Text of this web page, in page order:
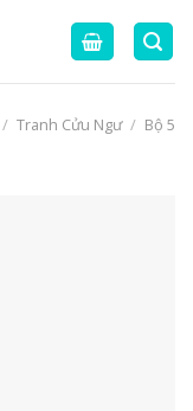
/ Tranh Cửu Ngư / Bộ 5